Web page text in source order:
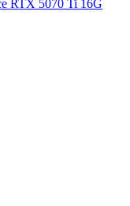
RTX 5070 Ti 16G